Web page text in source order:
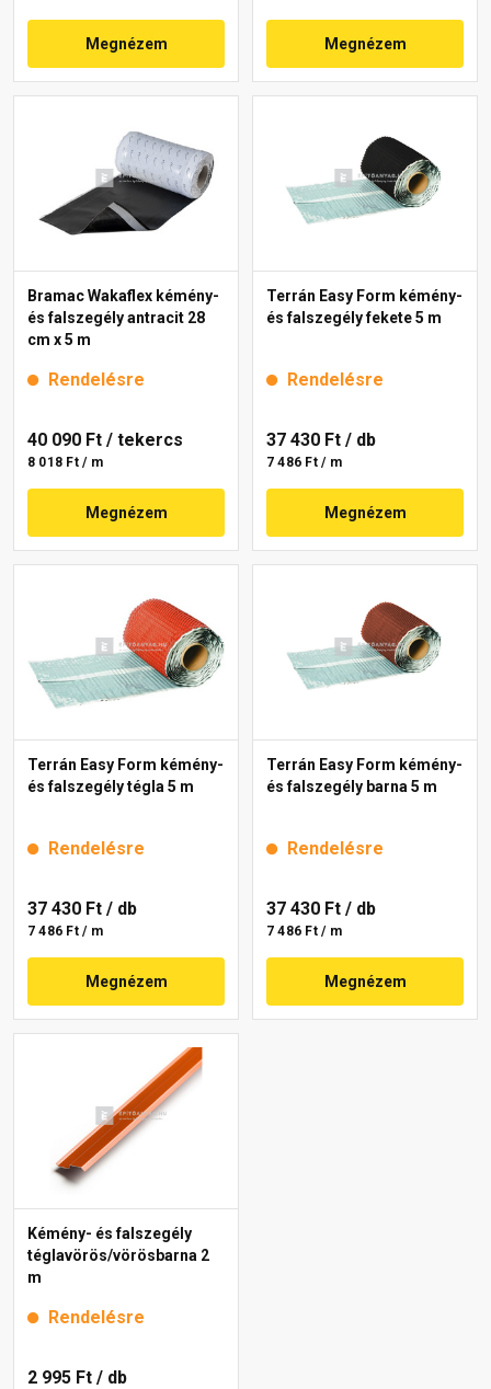
Megnézem Megnézem
Bramac Wakaflex kémény-
és falszegély antracit 28
cm x 5 m
Rendelésre
40 090 Ft / tekercs
8 018 Ft / m
Megnézem
Terrán Easy Form kémény-
és falszegély fekete 5 m
Rendelésre
37 430 Ft / db
7 486 Ft / m
Megnézem
Terrán Easy Form kémény-
és falszegély tégla 5 m
Rendelésre
37 430 Ft / db
7 486 Ft / m
Megnézem
Terrán Easy Form kémény-
és falszegély barna 5 m
Rendelésre
37 430 Ft / db
7 486 Ft / m
Megnézem
Kémény- és falszegély
téglavörös/vörösbarna 2
m
Rendelésre
2 995 Ft / db